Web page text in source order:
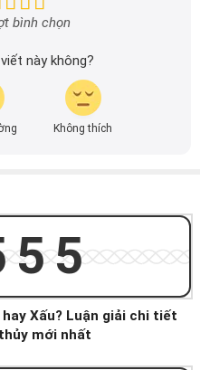
bình chọn
này không?
Không thích
Xấu? Luận giải chi tiết
mới nhất